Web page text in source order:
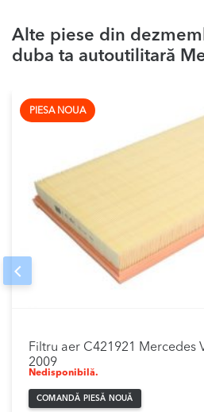
Alte piese din
duba ta autoutilitară
PIESA NOUA
Filtru aer C421921 Mercedes
2009
Nedisponibilă.
COMANDĂ PIESĂ NOUĂ
Prev